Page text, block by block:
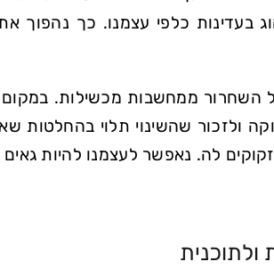
בעדינות כלפי עצמנו. כך
השחרור ממחשבות מכשילות.
ולזכור שהשינוי תלוי בהחלטות
לה. נאפשר לעצמנו להיות
ולתוכנית